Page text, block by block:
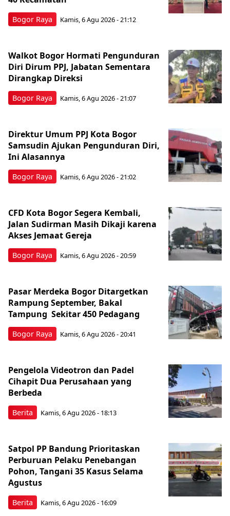
Bogor Raya Kamis, 6 Agu 2026 - 21:12
Bogor Raya
Walkot Bogor Hormati Pengunduran
Diri Dirum PPJ, Jabatan Sementara
Dirangkap Direksi
Kamis, 6 Agu 2026 - 21:07
Bogor Raya
Direktur Umum PPJ Kota Bogor
Samsudin Ajukan Pengunduran Diri,
Ini Alasannya
Kamis, 6 Agu 2026 - 21:02
Bogor Raya
CFD Kota Bogor Segera Kembali,
Jalan Sudirman Masih Dikaji karena
Akses Jemaat Gereja
Kamis, 6 Agu 2026 - 20:59
Bogor Raya
Pasar Merdeka Bogor Ditargetkan
Rampung September, Bakal
Tampung Sekitar 450 Pedagang
Kamis, 6 Agu 2026 - 20:41
Berita
Pengelola Videotron dan Padel
Cihapit Dua Perusahaan yang
Berbeda
Kamis, 6 Agu 2026 - 18:13
Berita
Satpol PP Bandung Prioritaskan
Perburuan Pelaku Penebangan
Pohon, Tangani 35 Kasus Selama
Agustus
Kamis, 6 Agu 2026 - 16:09